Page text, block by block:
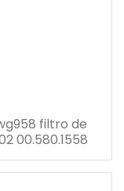
filtro de
00.580.1558